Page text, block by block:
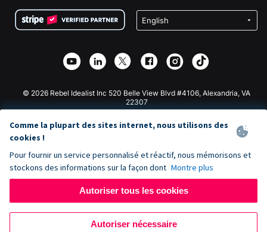
Confidentialité
Partenariat d'affiliation
Bibliothèque
Collecte de fonds caritative
Plugin de don Wix
Application de don Webflow
Don Joomla
© 2026 Rebel Idealist Inc 520 Belle View Blvd #4106, Alexandria, VA
22307
Comme la plupart des sites internet, nous utilisons des
cookies !
Pour fournir un service personnalisé et réactif, nous mémorisons et
stockons des informations sur la façon dont Montre plus
Autoriser tous les cookies
Autoriser nécessaire